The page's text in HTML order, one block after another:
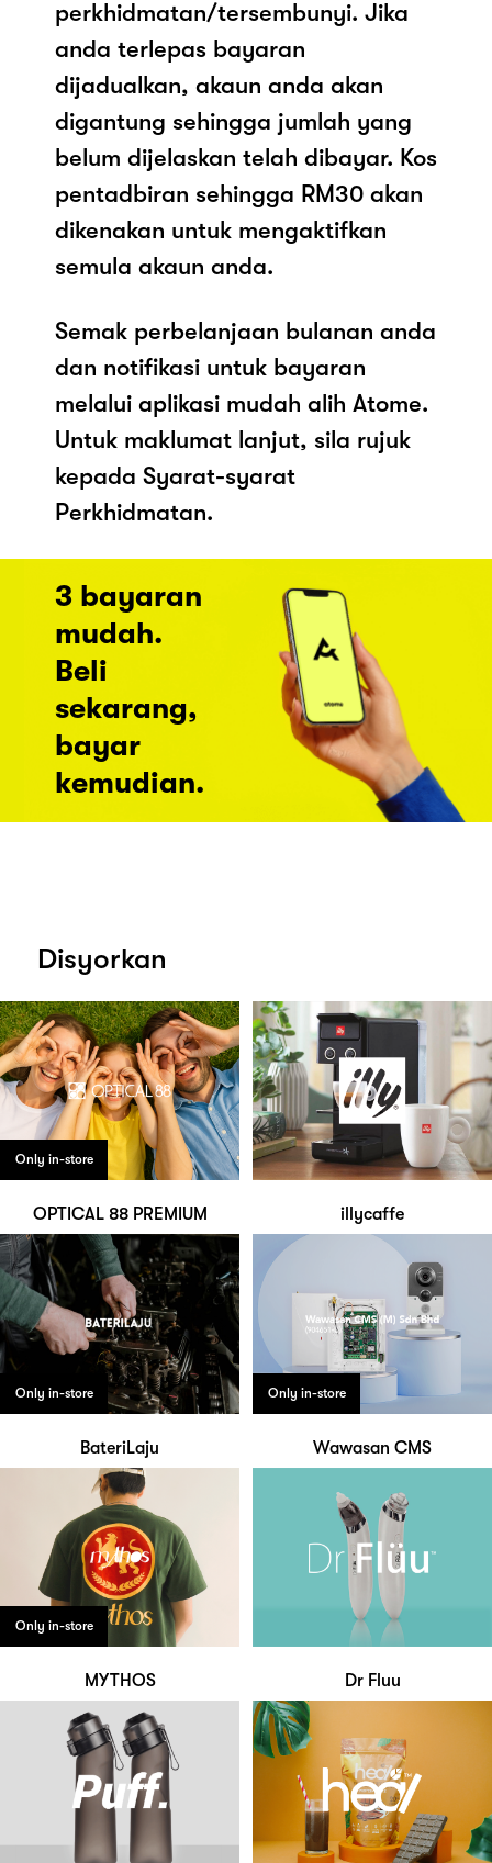
perkhidmatan/tersembunyi. Jika
anda terlepas bayaran
dijadualkan, akaun anda akan
digantung sehingga jumlah yang
belum dijelaskan telah dibayar. Kos
pentadbiran sehingga RM30 akan
dikenakan untuk mengaktifkan
semula akaun anda.
Semak perbelanjaan bulanan anda
dan notifikasi untuk bayaran
melalui aplikasi mudah alih Atome.
Untuk maklumat lanjut, sila rujuk
kepada Syarat-syarat
Perkhidmatan.
3 bayaran
mudah.
Beli
sekarang,
bayar
kemudian.
Disyorkan
Only in-store
OPTICAL 88 PREMIUM illycaffe
Only in-store
BateriLaju
Only in-store
Wawasan CMS
Only in-store
MYTHOS Dr Fluu